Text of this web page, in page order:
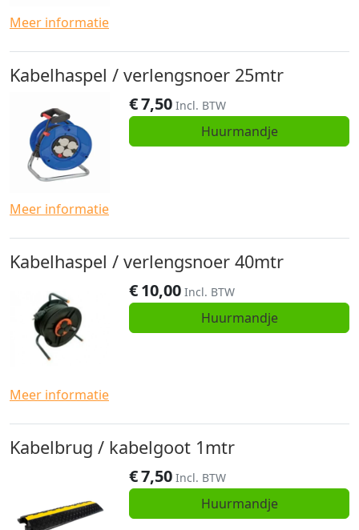
Meer informatie
Kabelhaspel / verlengsnoer 25mtr
€7,50 Incl. BTW
Huurmandje
Meer informatie
Kabelhaspel / verlengsnoer 40mtr
€10,00 Incl. BTW
Huurmandje
Meer informatie
Kabelbrug / kabelgoot 1mtr
€7,50 Incl. BTW
Huurmandje